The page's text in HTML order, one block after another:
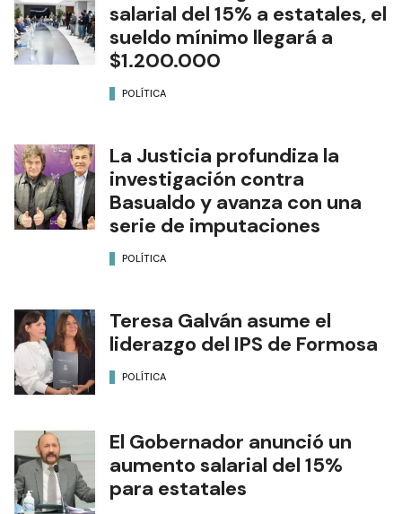
salarial del 15% a estatales, el
sueldo mínimo llegará a
$1.200.000
POLÍTICA
La Justicia profundiza la
investigación contra
Basualdo y avanza con una
serie de imputaciones
POLÍTICA
Teresa Galván asume el
liderazgo del IPS de Formosa
POLÍTICA
El Gobernador anunció un
aumento salarial del 15%
para estatales